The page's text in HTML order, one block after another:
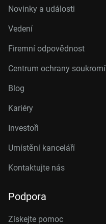
Novinky a události
Vedení
Firemní odpovědnost
Centrum ochrany soukromí
Blog
Kariéry
Investoři
Umístění kanceláří
Kontaktujte nás
Podpora
Získejte pomoc